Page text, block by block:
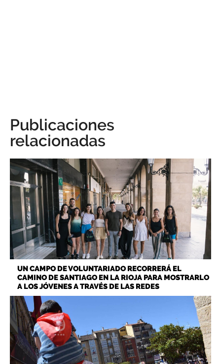
Publicaciones
relacionadas
UN CAMPO DE VOLUNTARIADO RECORRERÁ EL
CAMINO DE SANTIAGO EN LA RIOJA PARA MOSTRARLO
A LOS JÓVENES A TRAVÉS DE LAS REDES